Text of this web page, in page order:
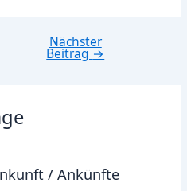
Nächster
Beitrag→
/ Ankünfte